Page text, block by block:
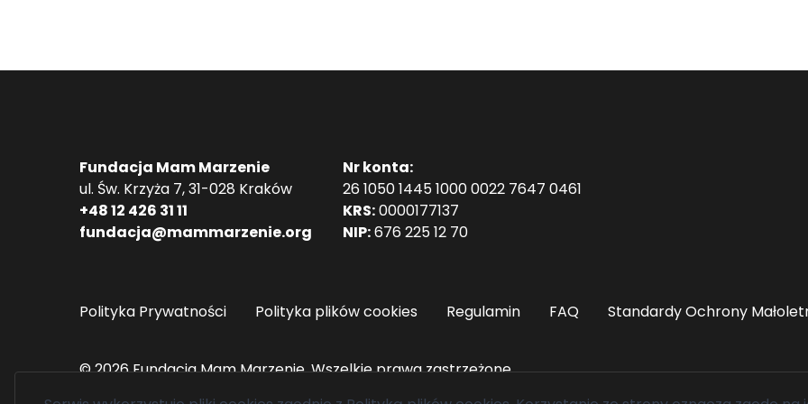
Fundacja Mam Marzenie
ul. Św. Krzyża 7, 31-028 Kraków
+48 12 426 31 11
fundacja@mammarzenie.org
Nr konta:
26 1050 1445 1000 0022 7647 0461
KRS:0000177137
NIP:676 225 12 70
Polityka Prywatności Polityka plików cookies Regulamin FAQ Standardy Ochrony
© 2026 Fundacja Mam Marzenie. Wszelkie prawa zastrzeżone.